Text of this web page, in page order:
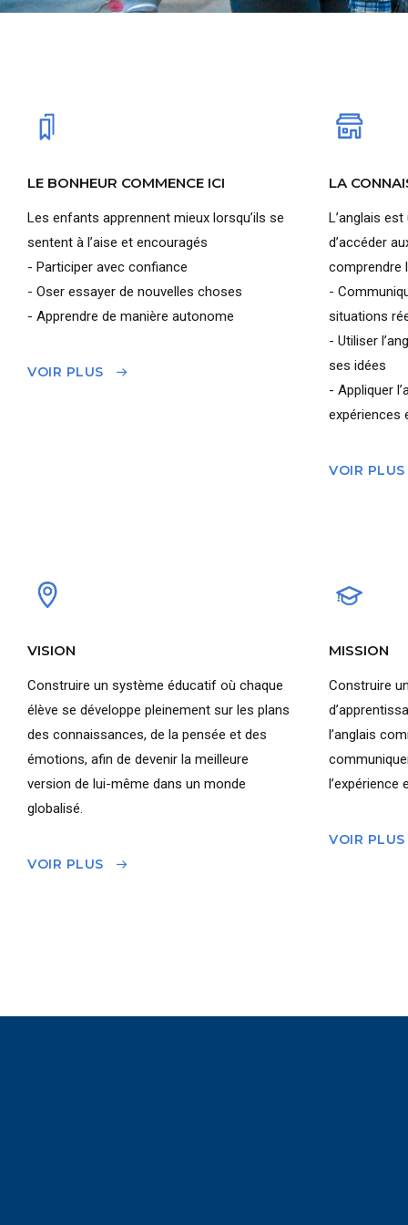
LE BONHEUR COMMENCE ICI
Les enfants apprennent mieux lorsqu’ils se
sentent à l’aise et encouragés
- Participer avec confiance
- Oser essayer de nouvelles choses
- Apprendre de manière autonome
VOIR PLUS
LA
L’anglais
d’accéder
comprendre
-
situations
- Utiliser
ses idées
- Appliquer
expériences
VOIR PLUS
VISION
Construire un système éducatif où chaque
élève se développe pleinement sur les plans
des connaissances, de la pensée et des
émotions, afin de devenir la meilleure
version de lui-même dans un monde
globalisé.
VOIR PLUS
MISSION
Construire
l’anglais
l’expérience
VOIR PLUS